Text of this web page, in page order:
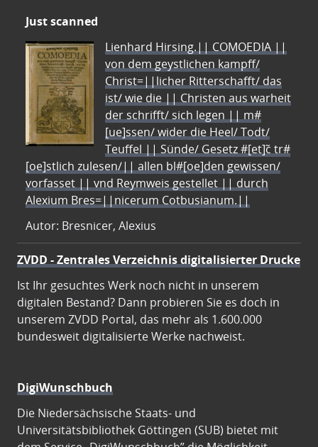
Just scanned
Lienhard Hirsing.|| COMOEDIA ||
von dem geystlichen kampff/
Christ=||licher Ritterschafft/ das
ist/ wie die || Christen aus warheit
der schrifft/ sich legen || m#
[ue]ssen/ wider die Heel/ Todt/
Teuffel || Sünde/ Gesetz #[et]c̃ tr#
[oe]stlich zulesen/|| allen bl#[oe]den gewissen/
vorfasset || vnd Reymweis gestellet || durch
Alexium Bres=||nicerum Cotbusianum.||
Autor: Bresnicer, Alexius
ZVDD - Zentrales Verzeichnis digitalisierter Drucke
Ist Ihr gesuchtes Werk noch nicht in unserem
digitalen Bestand? Dann probieren Sie es doch in
unserem ZVDD Portal, das mehr als 1.600.000
bundesweit digitalisierte Werke nachweist.
DigiWunschbuch
Die Niedersächsische Staats- und
Universitätsbibliothek Göttingen (SUB) bietet mit